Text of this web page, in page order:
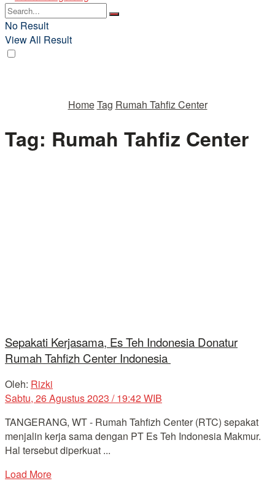
No Result
View All Result
HomeTag Rumah Tahfiz Center
Tag: Rumah Tahfiz Center
Sepakati Kerjasama, Es Teh Indonesia Donatur
Rumah Tahfizh Center Indonesia
Oleh: Rizki
Sabtu, 26 Agustus 2023 / 19:42 WIB
TANGERANG, WT - Rumah Tahfizh Center (RTC) sepakat
menjalin kerja sama dengan PT Es Teh Indonesia Makmur.
Hal tersebut diperkuat ...
Load More